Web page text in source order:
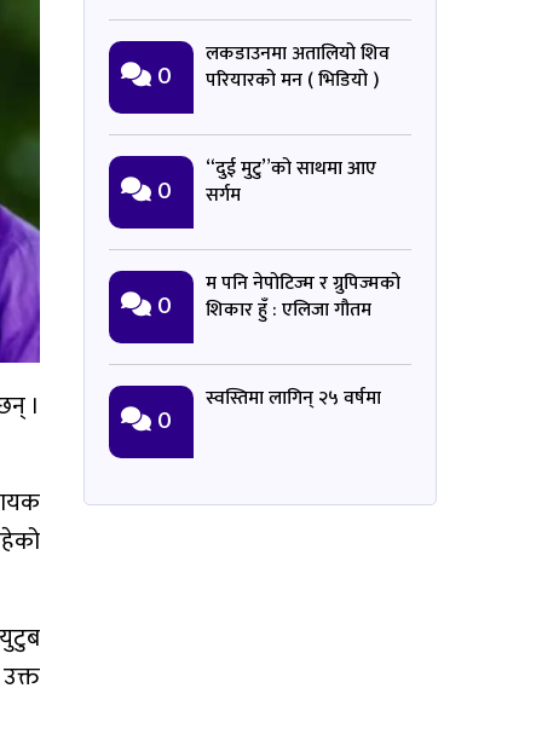
।
0
लकडाउनमा अतालियो शिव
परियारको मन ( भिडियो )
0
“दुई मुटु”को साथमा आए
सर्गम
0
म पनि नेपोटिज्म र ग्रुपिज्मको
शिकार हुँ : एलिजा गौतम
0
स्वस्तिमा लागिन् २५ वर्षमा